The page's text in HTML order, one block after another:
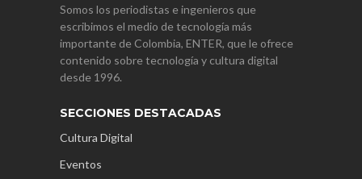
Somos los periodistas e ingenieros que
escribimos el medio de tecnología más
importante de Colombia, ENTER, que le ofrece
contenido sobre tecnología y cultura digital
desde 1996.
SECCIONES DESTACADAS
Cultura Digital
Eventos